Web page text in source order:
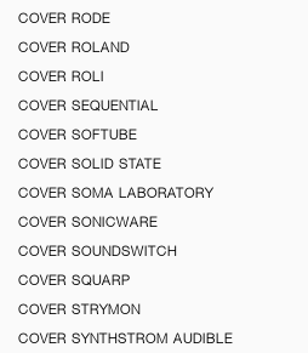
COVER RODE
COVER ROLAND
COVER ROLI
COVER SEQUENTIAL
COVER SOFTUBE
COVER SOLID STATE
COVER SOMA LABORATORY
COVER SONICWARE
COVER SOUNDSWITCH
COVER SQUARP
COVER STRYMON
COVER SYNTHSTROM AUDIBLE